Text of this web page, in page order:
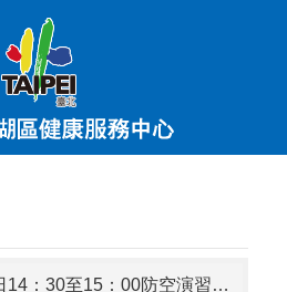
8月13日14：30至15：00防空演習行網降 速演練，請預為因應，詳洽NCC官網